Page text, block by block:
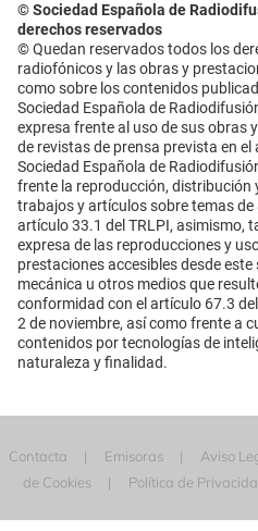
© Sociedad Española de
derechos reservados
© Quedan reservados todos los
radiofónicos y las obras y
como sobre los contenidos
Sociedad Española de
expresa frente al uso de sus obras
de revistas de prensa prevista en el
Sociedad Española de
frente la reproducción, distribución
trabajos y artículos sobre temas de
artículo 33.1 del TRLPI, asimismo,
expresa de las reproducciones y
prestaciones accesibles desde
mecánica u otros medios que
conformidad con el artículo 67.3
2 de noviembre, así como frente a
contenidos por tecnologías de
naturaleza y finalidad.
Contacta Emisoras Aviso
de Cookies
Política de